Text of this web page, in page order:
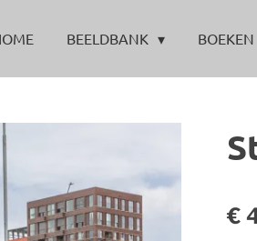
BEELDBANK BOEKEN
€